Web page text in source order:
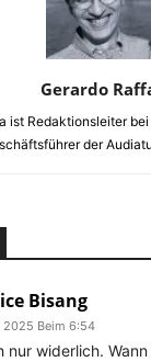
Gerardo
ist Redaktionsleiter
der
Bisang
2025 Beim 6:54
nur widerlich.